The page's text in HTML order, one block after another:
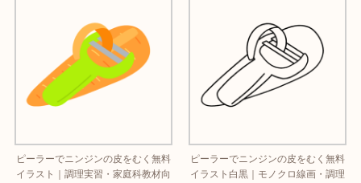
ピーラーでニンジンの皮をむく無料
イラスト｜調理実習・家庭科教材向
ピーラーでニンジンの皮をむく無料
イラスト白黒｜モノクロ線画・調理